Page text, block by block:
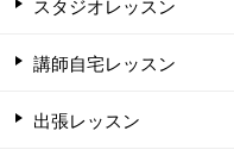
スタジオレッスン
講師自宅レッスン
出張レッスン